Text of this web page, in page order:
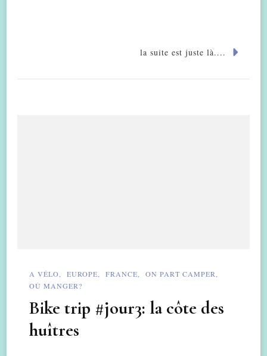
la suite est juste là....
A VÉLO EUROPE FRANCE
ON PART CAMPER
OÙ MANGER?
Bike trip #jour3: la côte des
huîtres